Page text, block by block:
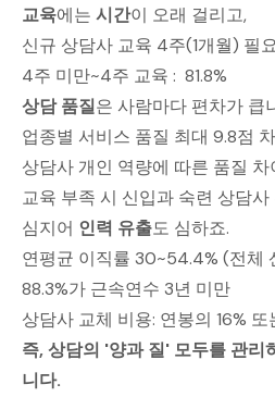
교육에는 시간이 오래 걸리고,
신규 상담사 교육 4주(1개월) 필
4주 미만~4주 교육 : 81.8%
상담 품질은 사람마다 편차가 큽
업종별 서비스 품질 최대 9.8점
상담사 개인 역량에 따른 품질 차
교육 부족 시 신입과 숙련 상담
심지어 인력 유출도 심하죠.
연평균 이직률 30~54.4% (전체
88.3%가 근속연수 3년 미만
상담사 교체 비용: 연봉의 16%
즉, 상담의 '양과 질' 모두를 관리
니다.